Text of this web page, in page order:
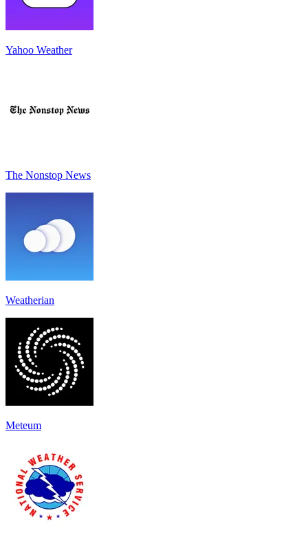
Yahoo Weather
The Nonstop News
Weatherian
Meteum